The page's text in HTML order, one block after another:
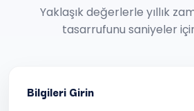
Yaklaşık değerlerle yıllık
tasarrufunu saniyeler
Bilgileri Girin